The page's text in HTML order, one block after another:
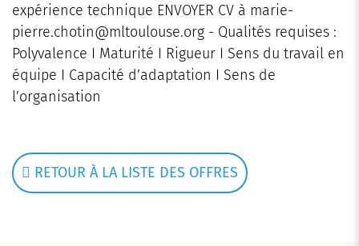
expérience technique ENVOYER CV à marie-
pierre.chotin@mltoulouse.org - Qualités requises :
Polyvalence I Maturité I Rigueur I Sens du travail en
équipe I Capacité d’adaptation I Sens de
l’organisation
RETOUR À LA LISTE DES OFFRES